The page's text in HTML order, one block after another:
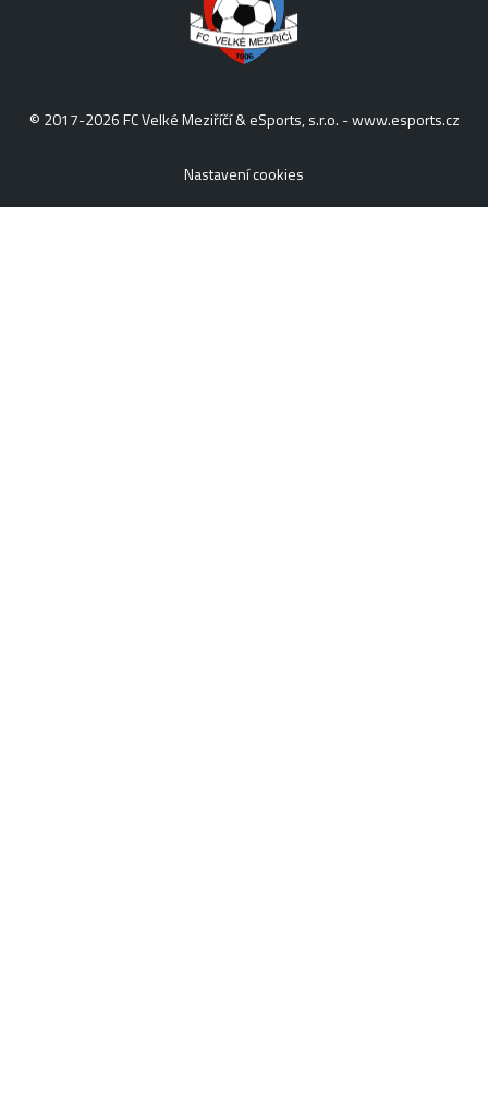
© 2017-2026 FC Velké Meziříčí & eSports, s.r.o. -www.esports.cz
Nastavení cookies